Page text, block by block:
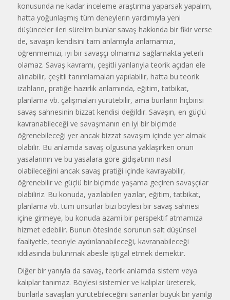
konusunda ne kadar inceleme araştırma yaparsak yapalım,
hatta yoğunlaşmış tüm deneylerin yardımıyla yeni
düşünceler ileri sürelim bunlar savaş hakkında bir fikir verse
de, savaşın kendisini tam anlamıyla anlamamızı,
öğrenmemizi, iyi bir savaşçı olmamızı sağlamakta yeterli
olamaz. Savaş kavramı, çeşitli yanlarıyla teorik açıdan ele
alınabilir, çeşitli tanımlamaları yapılabilir, hatta bu teorik
izahların, pratiğe hazırlık anlamında, eğitim, tatbikat,
planlama vb. çalışmaları yürütebilir, ama bunların hiçbirisi
savaş sahnesinin bizzat kendisi değildir. Savaşın, en güçlü
kavranabileceği ve savaşmanın en iyi bir biçimde
öğrenebileceği yer ancak bizzat savaşım içinde yer almak
olabilir. Bu anlamda savaş olgusuna yaklaşırken onun
yasalarının ve bu yasalara göre gidişatının nasıl
olabileceğini ancak savaş pratiği içinde kavrayabilir,
öğrenebilir ve güçlü bir biçimde yaşama geçiren savaşçılar
olabiliriz. Bu konuda, yazılabilen yazılar, eğitim, tatbikat,
planlama vb. tüm unsurlar bizi böylesi bir savaş sahnesi
içine girmeye, bu konuda azami bir perspektif atmamıza
hizmet edebilir. Bunun ötesinde sorunun salt düşünsel
faaliyetle, teoriyle aydınlanabileceği, kavranabileceği
iddiasında bulunmak abesle iştigal etmek demektir.
Diğer bir yanıyla da savaş, teorik anlamda sistem veya
kalıplar tanımaz. Böylesi sistemler ve kalıplar üreterek,
bunlarla savaşları yürütebileceğini sananlar büyük bir yanılgı